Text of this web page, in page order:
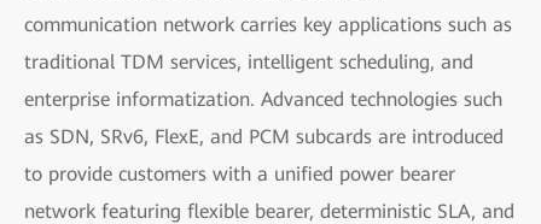
communication network carries key applications such as
traditional TDM services, intelligent scheduling, and
enterprise informatization. Advanced technologies such
as SDN, SRv6, FlexE, and PCM subcards are introduced
to provide customers with a unified power bearer
network featuring flexible bearer, deterministic SLA, and